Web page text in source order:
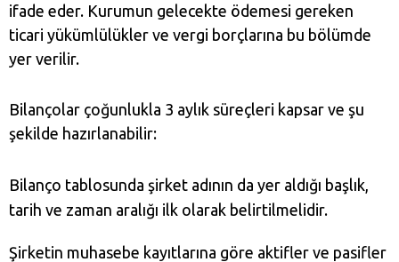
ifade eder. Kurumun gelecekte ödemesi gereken
ticari yükümlülükler ve vergi borçlarına bu bölümde
yer verilir.
Bilançolar çoğunlukla 3 aylık süreçleri kapsar ve şu
şekilde hazırlanabilir:
Bilanço tablosunda şirket adının da yer aldığı başlık,
tarih ve zaman aralığı ilk olarak belirtilmelidir.
Şirketin muhasebe kayıtlarına göre aktifler ve pasifler